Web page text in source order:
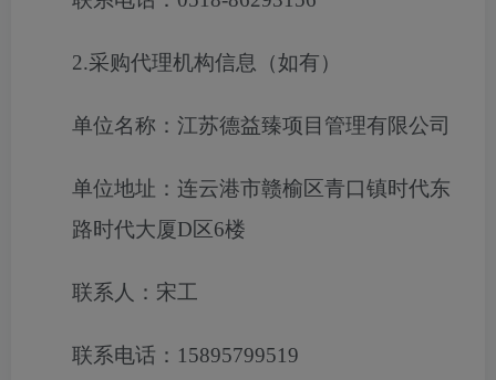
2.采购代理机构信息（如有）
单位名称：江苏德益臻项目管理有限公司
单位地址：连云港市赣榆区青口镇时代东
路时代大厦D区6楼
联系人：宋工
联系电话：15895799519